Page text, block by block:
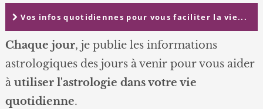
Vos infos quotidiennes pour vous faciliter la vie...
Chaque jour, je publie les informations
astrologiques des jours à venir pour vous aider
àutiliser l'astrologie dans votre vie
quotidienne.